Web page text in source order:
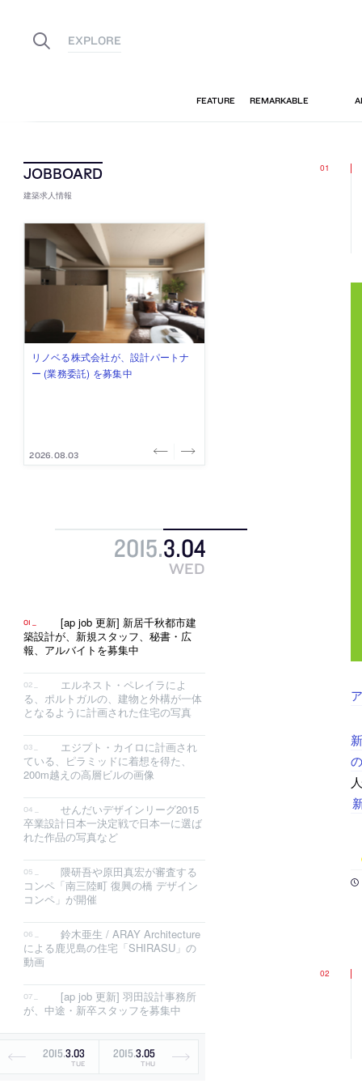
建築求人情報
古民家を軸に全国で“価値循環の仕組
み”を作り、リモートワーク主体の働
2026.08.03
リノベる株式会社が、設計パートナ
ー (業務委託) を募集中
2026.08.03
社会への影響力のある建築を手掛
け、スタッフ同士で助け合う環境づ
2026.07.31
代官山を拠点に活動する「梅澤竜也 /
ALA INC.」が、設計スタッフ・アル
2026.07.30
住宅や共同住宅などを手掛け、“合理
的でシンプルなデザイン”を志向する
2026.07.29
2015.3.04
WED
[ap job 更新] 新居千秋都市建
築設計が、新規スタッフ、秘書・広
報、アルバイトを募集中
エルネスト・ペレイラによ
る、ポルトガルの、建物と外構が一体
となるように計画された住宅の写真
エジプト・カイロに計画され
ている、ピラミッドに着想を得た、
200m越えの高層ビルの画像
せんだいデザインリーグ2015
卒業設計日本一決定戦で日本一に選ば
れた作品の写真など
隈研吾や原田真宏が審査する
コンペ「南三陸町 復興の橋 デザイン
コンペ」が開催
鈴木亜生 / ARAY Architecture
による鹿児島の住宅「SHIRASU」の
動画
[ap job 更新] 羽田設計事務所
が、中途・新卒スタッフを募集中
2015.3.03
TUE
2015.3.05
THU